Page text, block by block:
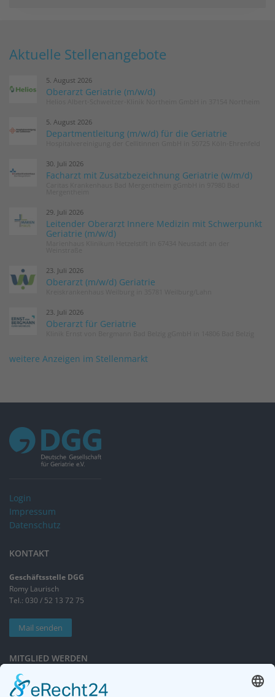
Aktuelle Stellenangebote
5. August 2026
Oberarzt Geriatrie (m/w/d)
5. August 2026
Departmentleitung (m/w/d) für die Geriatrie
30. Juli 2026
Facharzt mit Zusatzbezeichnung Geriatrie (w/m/d)
29. Juli 2026
Leitender Oberarzt Innere Medizin mit Schwerpunkt
Geriatrie (m/w/d)
23. Juli 2026
Oberarzt (m/w/d) Geriatrie
23. Juli 2026
Oberarzt für Geriatrie
weitere Anzeigen im Stellenmarkt
Login
Impressum
Datenschutz
KONTAKT
Geschäftsstelle DGG
Romy Laurisch
Tel.: 030 / 52 13 72 75
Mail senden
MITGLIED WERDEN
Sieben gute Gründe
für Ihre Mitgliedschaft